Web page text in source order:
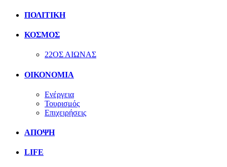
ΠΟΛΙΤΙΚΗ
ΚΟΣΜΟΣ
22ΟΣ ΑΙΩΝΑΣ
ΟΙΚΟΝΟΜΙΑ
Ενέργεια
Τουρισμός
Επιχειρήσεις
ΑΠΟΨΗ
LIFE